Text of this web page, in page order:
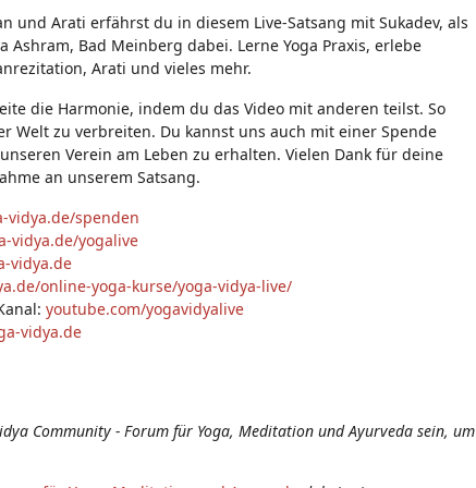
und Arati erfährst du in diesem Live-Satsang mit Sukadev, als
Ashram, Bad Meinberg dabei. Lerne Yoga Praxis, erlebe
Arati und vieles mehr.
die Harmonie, indem du das Video mit anderen teilst. So
Welt zu verbreiten. Du kannst uns auch mit einer Spende
Verein am Leben zu erhalten. Vielen Dank für deine
an unserem Satsang.
vidya.de/spenden
vidya.de/yogalive
vidya.de
online-yoga-kurse/yoga-vidya-live/
youtube.com/yogavidyalive
vidya.de
Community - Forum für Yoga, Meditation und Ayurveda sein, um